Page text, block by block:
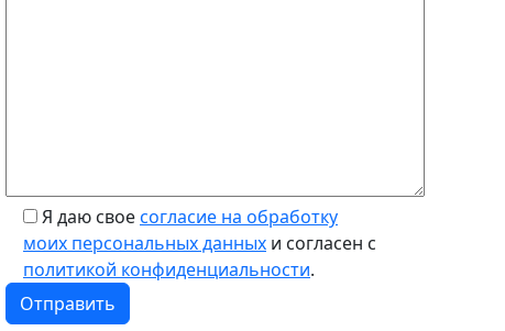
Я даю своесогласие на обработку
моих персональных данных и согласен с
политикой конфиденциальности.